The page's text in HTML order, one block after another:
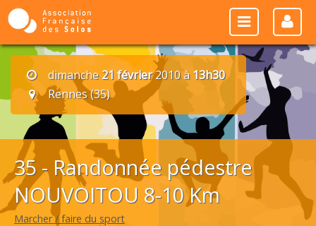
dimanche21 février2010 à 13h30
Rennes (35)
35 - Randonnée pédestre
NOUVOITOU 8-10 Km
Marcher / faire du sport